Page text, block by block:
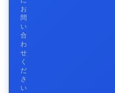
お
問
い
合
わ
せ
く
だ
さ
い